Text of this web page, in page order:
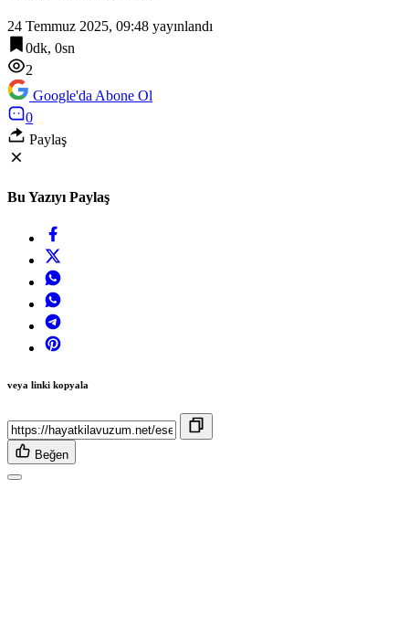
24 Temmuz 2025, 09:48 yayınlandı
0dk, 0sn
2
Google'da Abone Ol
0
Paylaş
Bu Yazıyı Paylaş
veya linki kopyala
Beğen